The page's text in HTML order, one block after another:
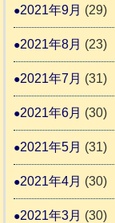
2021年9月 (29)
2021年8月 (23)
2021年7月 (31)
2021年6月 (30)
2021年5月 (31)
2021年4月 (30)
2021年3月 (30)